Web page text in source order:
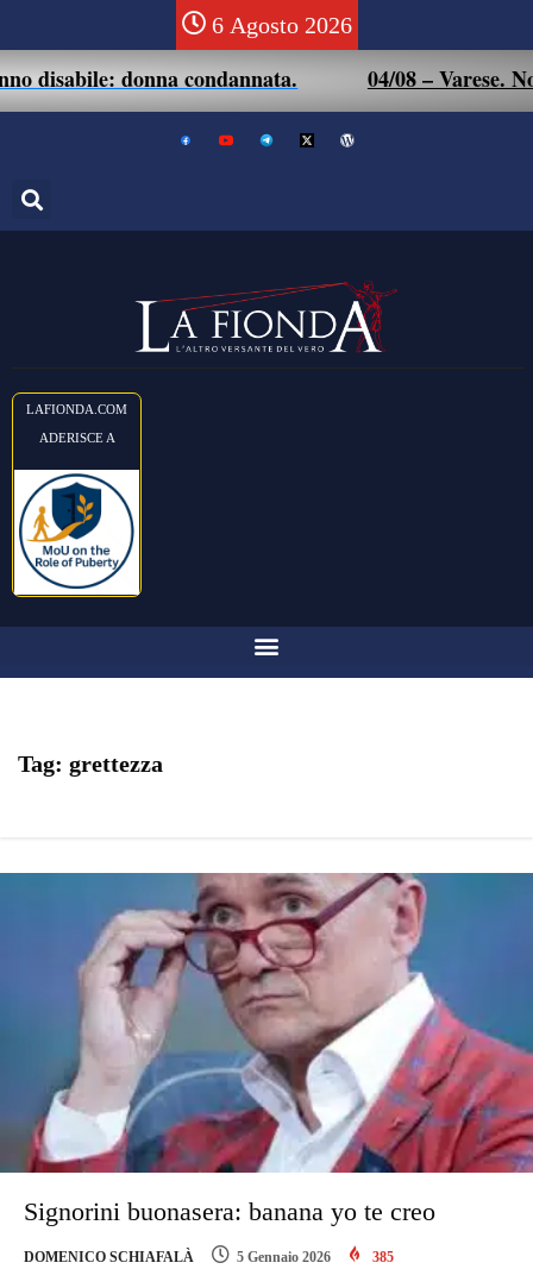
6 Agosto 2026
donna condannata. 04/08 – Varese.
LAFIONDA.COM
ADERISCE A
Tag: grettezza
Signorini buonasera: banana yo te creo
DOMENICO SCHIAFALÀ 5 Gennaio 2026 385